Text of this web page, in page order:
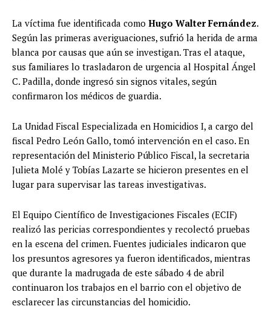
La víctima fue identificada como Hugo Walter Fernández.
Según las primeras averiguaciones, sufrió la herida de arma
blanca por causas que aún se investigan. Tras el ataque,
sus familiares lo trasladaron de urgencia al Hospital Ángel
C. Padilla, donde ingresó sin signos vitales, según
confirmaron los médicos de guardia.
La Unidad Fiscal Especializada en Homicidios I, a cargo del
fiscal Pedro León Gallo, tomó intervención en el caso. En
representación del Ministerio Público Fiscal, la secretaria
Julieta Molé y Tobías Lazarte se hicieron presentes en el
lugar para supervisar las tareas investigativas.
El Equipo Científico de Investigaciones Fiscales (ECIF)
realizó las pericias correspondientes y recolectó pruebas
en la escena del crimen. Fuentes judiciales indicaron que
los presuntos agresores ya fueron identificados, mientras
que durante la madrugada de este sábado 4 de abril
continuaron los trabajos en el barrio con el objetivo de
esclarecer las circunstancias del homicidio.